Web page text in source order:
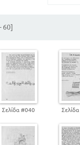
ΤΟΥ ΘΕΟΥ..
ΚΑΜΠΟ
60]
Σελίδα #040